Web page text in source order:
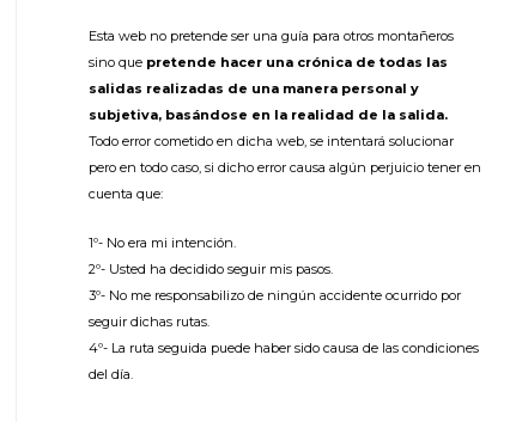
Esta web no pretende ser una guía para otros montañeros
sino que pretende hacer una crónica de todas las
salidas realizadas de una manera personal y
subjetiva, basándose en la realidad de la salida.
Todo error cometido en dicha web, se intentará solucionar
pero en todo caso, si dicho error causa algún perjuicio tener en
cuenta que:
1º- No era mi intención.
2º- Usted ha decidido seguir mis pasos.
3º- No me responsabilizo de ningún accidente ocurrido por
seguir dichas rutas.
4º- La ruta seguida puede haber sido causa de las condiciones
del día.